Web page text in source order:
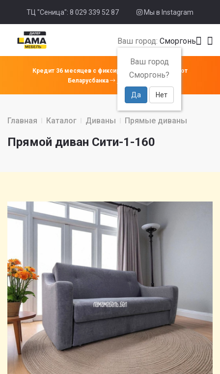
ТЦ "Сеница": 8 029 339 52 87 Мы в Instagram
Ваш город: Сморгонь
Ваш город
Сморгонь?
Да Нет
Кредит 36 месяцев с фиксированной ставкой 4% от
Беларусбанка
Подробнее
Главная Каталог Диваны Прямые диваны
Прямой диван Сити-1-160